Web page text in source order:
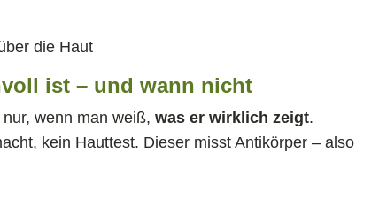
ist – und wann nicht
nur, wenn man weiß,was er wirklich zeigt.
kein Hauttest. Dieser misst Antikörper – also